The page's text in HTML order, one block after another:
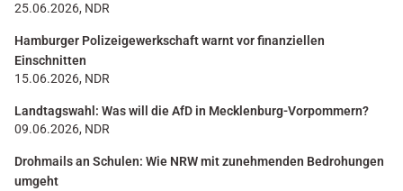
25.06.2026, NDR
Hamburger Polizeigewerkschaft warnt vor finanziellen
Einschnitten
15.06.2026, NDR
Landtagswahl: Was will die AfD in Mecklenburg-Vorpommern?
09.06.2026, NDR
Drohmails an Schulen: Wie NRW mit zunehmenden Bedrohungen
umgeht